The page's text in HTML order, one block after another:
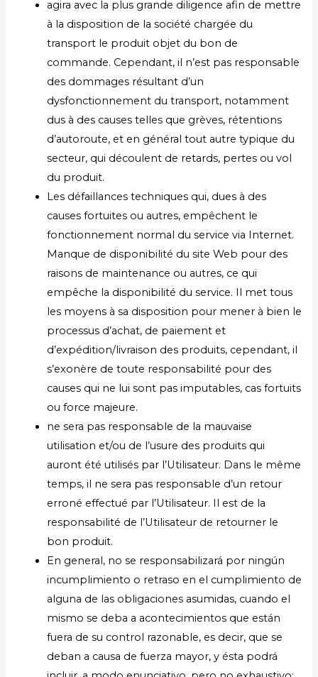
agira avec la plus grande diligence afin de mettre
à la disposition de la société chargée du
transport le produit objet du bon de
commande. Cependant, il n’est pas responsable
des dommages résultant d’un
dysfonctionnement du transport, notamment
dus à des causes telles que grèves, rétentions
d’autoroute, et en général tout autre typique du
secteur, qui découlent de retards, pertes ou vol
du produit.
Les défaillances techniques qui, dues à des
causes fortuites ou autres, empêchent le
fonctionnement normal du service via Internet.
Manque de disponibilité du site Web pour des
raisons de maintenance ou autres, ce qui
empêche la disponibilité du service. Il met tous
les moyens à sa disposition pour mener à bien le
processus d’achat, de paiement et
d’expédition/livraison des produits, cependant, il
s’exonère de toute responsabilité pour des
causes qui ne lui sont pas imputables, cas fortuits
ou force majeure.
ne sera pas responsable de la mauvaise
utilisation et/ou de l’usure des produits qui
auront été utilisés par l’Utilisateur. Dans le même
temps, il ne sera pas responsable d’un retour
erroné effectué par l’Utilisateur. Il est de la
responsabilité de l’Utilisateur de retourner le
bon produit.
En general, no se responsabilizará por ningún
incumplimiento o retraso en el cumplimiento de
alguna de las obligaciones asumidas, cuando el
mismo se deba a acontecimientos que están
fuera de su control razonable, es decir, que se
deban a causa de fuerza mayor, y ésta podrá